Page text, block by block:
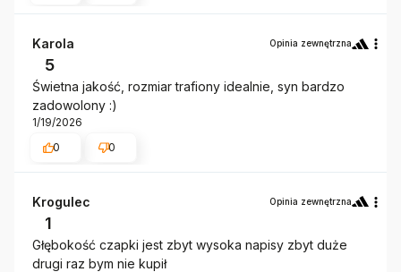
Karola Opinia zewnętrzna
5
Świetna jakość, rozmiar trafiony idealnie, syn bardzo
zadowolony :)
1/19/2026
0
0
Krogulec Opinia zewnętrzna
1
Głębokość czapki jest zbyt wysoka napisy zbyt duże
drugi raz bym nie kupił